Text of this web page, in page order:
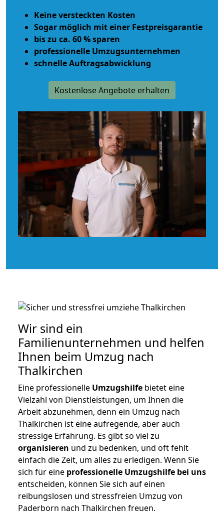
Keine versteckten Kosten
Sogar möglich mit einer Festpreisgarantie
bis zu ca. 60 % sparen
professionelle Umzugsunternehmen
schnelle Auftragsabwicklung
Kostenlose Angebote erhalten
Wir sind ein
Familienunternehmen und helfen
Ihnen beim Umzug nach
Thalkirchen
Eine professionelle Umzugshilfe bietet eine
Vielzahl von Dienstleistungen, um Ihnen die
Arbeit abzunehmen, denn ein Umzug nach
Thalkirchen ist eine aufregende, aber auch
stressige Erfahrung. Es gibt so viel zu
organisieren und zu bedenken, und oft fehlt
einfach die Zeit, um alles zu erledigen. Wenn Sie
sich für eine professionelle Umzugshilfe bei uns
entscheiden, können Sie sich auf einen
reibungslosen und stressfreien Umzug von
Paderborn nach Thalkirchen freuen.